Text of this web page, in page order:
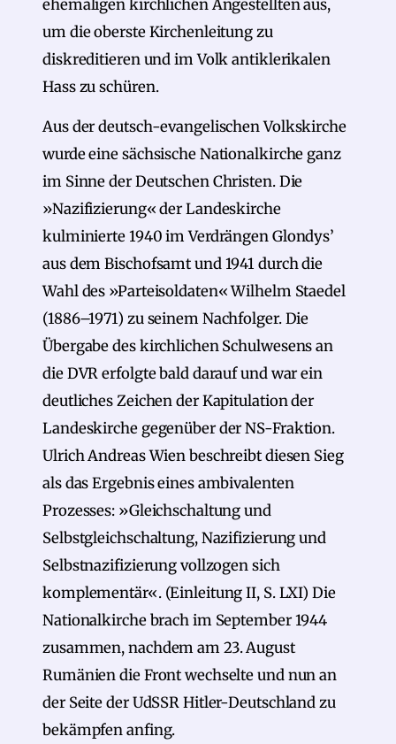
ehemaligen kirchlichen Angestellten aus,
um die oberste Kirchenleitung zu
diskreditieren und im Volk antiklerikalen
Hass zu schüren.
Aus der deutsch-evangelischen Volkskirche
wurde eine sächsische Nationalkirche ganz
im Sinne der Deutschen Christen. Die
»Nazifizierung« der Landeskirche
kulminierte 1940 im Verdrängen Glondys’
aus dem Bischofsamt und 1941 durch die
Wahl des »Parteisoldaten« Wilhelm Staedel
(1886–1971) zu seinem Nachfolger. Die
Übergabe des kirchlichen Schulwesens an
die DVR erfolgte bald darauf und war ein
deutliches Zeichen der Kapitulation der
Landeskirche gegenüber der NS-Fraktion.
Ulrich Andreas Wien beschreibt diesen Sieg
als das Ergebnis eines ambivalenten
Prozesses: »Gleichschaltung und
Selbstgleichschaltung, Nazifizierung und
Selbstnazifizierung vollzogen sich
komplementär«. (Einleitung II, S. LXI) Die
Nationalkirche brach im September 1944
zusammen, nachdem am 23. August
Rumänien die Front wechselte und nun an
der Seite der UdSSR Hitler-Deutschland zu
bekämpfen anfing.